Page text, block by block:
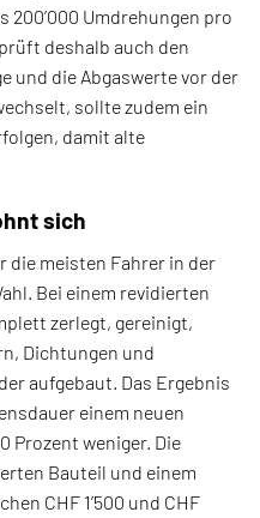
200’000 Umdrehungen pro
deshalb auch den
und die Abgaswerte vor der
sollte zudem ein
damit alte
sich
die meisten Fahrer in der
Bei einem revidierten
zerlegt, gereinigt,
Dichtungen und
aufgebaut. Das Ergebnis
einem neuen
Prozent weniger. Die
Bauteil und einem
CHF 1’500 und CHF